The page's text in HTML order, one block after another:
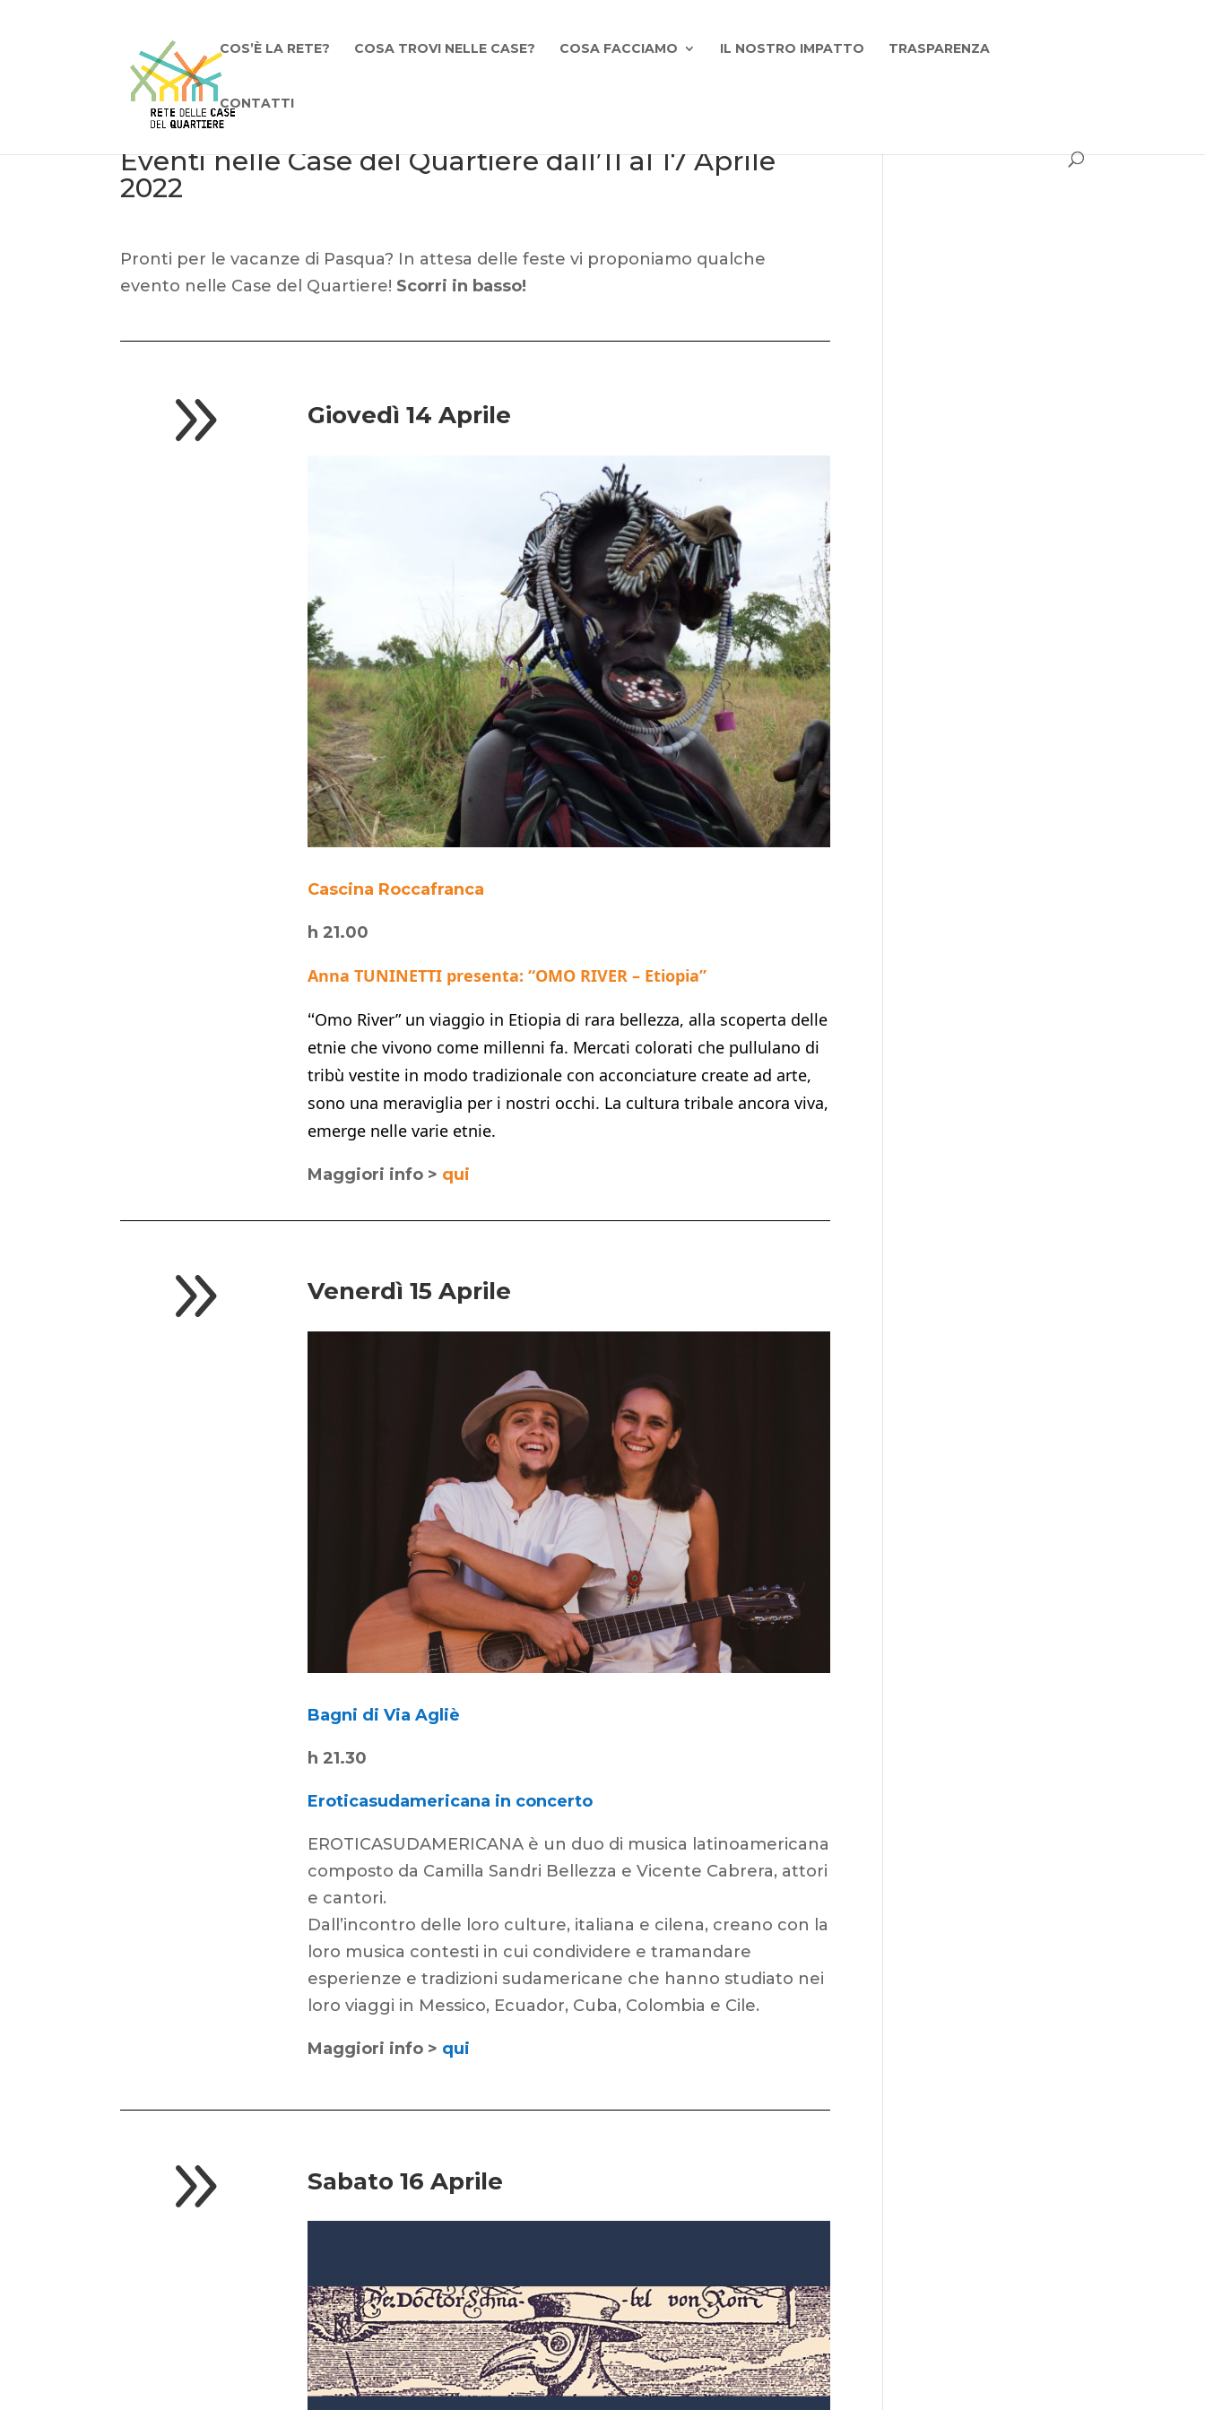
COS’È LA RETE? COSA TROVI NELLE CASE? COSA FACCIAMO IL NOSTRO IMPATTO TRASPARENZA
CONTATTI
Eventi nelle Case del Quartiere dall’11 al 17 Aprile
2022
Pronti per le vacanze di Pasqua? In attesa delle feste vi proponiamo qualche
evento nelle Case del Quartiere! Scorri in basso!
9 Giovedì 14 Aprile
Cascina Roccafranca
h 21.00
Anna TUNINETTI presenta: “OMO RIVER – Etiopia”
“Omo River” un viaggio in Etiopia di rara bellezza, alla scoperta delle
etnie che vivono come millenni fa. Mercati colorati che pullulano di
tribù vestite in modo tradizionale con acconciature create ad arte,
sono una meraviglia per i nostri occhi. La cultura tribale ancora viva,
emerge nelle varie etnie.
Maggiori info > qui
9 Venerdì 15 Aprile
Bagni di Via Agliè
h 21.30
Eroticasudamericana in concerto
EROTICASUDAMERICANA è un duo di musica latinoamericana
composto da Camilla Sandri Bellezza e Vicente Cabrera, attori
e cantori.
Dall’incontro delle loro culture, italiana e cilena, creano con la
loro musica contesti in cui condividere e tramandare
esperienze e tradizioni sudamericane che hanno studiato nei
loro viaggi in Messico, Ecuador, Cuba, Colombia e Cile.
Maggiori info > qui
9 Sabato 16 Aprile